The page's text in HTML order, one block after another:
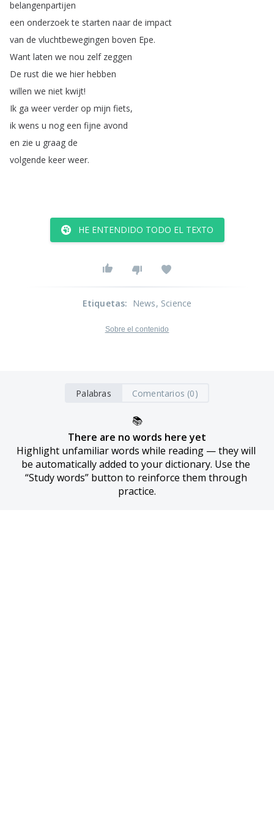
belangenpartijen
een onderzoek te starten naar de impact
van de vluchtbewegingen boven Epe.
Want laten we nou zelf zeggen
De rust die we hier hebben
willen we niet kwijt!
Ik ga weer verder op mijn fiets,
ik wens u nog een fijne avond
en zie u graag de
volgende keer weer.
HE ENTENDIDO TODO EL TEXTO
Etiquetas: News, Science
Sobre el contenido
Palabras Comentarios (0)
📚
There are no words here yet
Highlight unfamiliar words while reading — they will
be automatically added to your dictionary. Use the
“Study words” button to reinforce them through
practice.